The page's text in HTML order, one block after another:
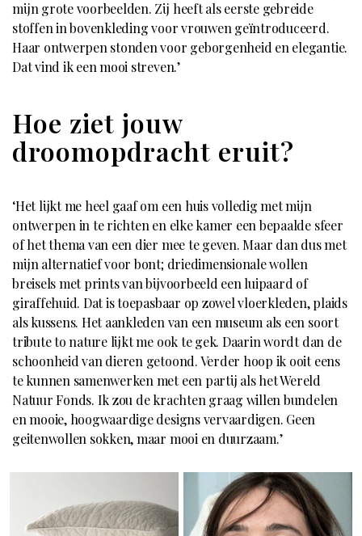
mijn grote voorbeelden. Zij heeft als eerste gebreide
stoffen in bovenkleding voor vrouwen geïntroduceerd.
Haar ontwerpen stonden voor geborgenheid en elegantie.
Dat vind ik een mooi streven.’
Hoe ziet jouw
droomopdracht eruit?
‘Het lijkt me heel gaaf om een huis volledig met mijn
ontwerpen in te richten en elke kamer een bepaalde sfeer
of het thema van een dier mee te geven. Maar dan dus met
mijn alternatief voor bont; driedimensionale wollen
breisels met prints van bijvoorbeeld een luipaard of
giraffehuid. Dat is toepasbaar op zowel vloerkleden, plaids
als kussens. Het aankleden van een museum als een soort
tribute to nature lijkt me ook te gek. Daarin wordt dan de
schoonheid van dieren getoond. Verder hoop ik ooit eens
te kunnen samenwerken met een partij als het Wereld
Natuur Fonds. Ik zou de krachten graag willen bundelen
en mooie, hoogwaardige designs vervaardigen. Geen
geitenwollen sokken, maar mooi en duurzaam.’